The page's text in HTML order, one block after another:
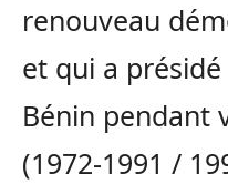
renouveau
et qui a
Bénin pendant
(1972-1991 /